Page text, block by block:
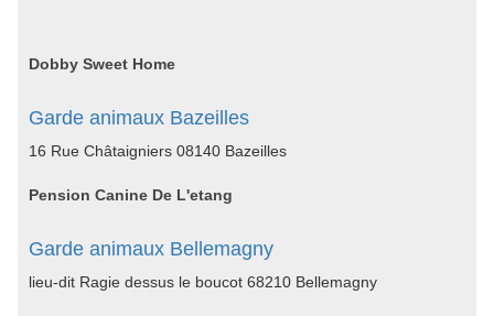
Dobby Sweet Home
Garde animaux Bazeilles
16 Rue Châtaigniers 08140 Bazeilles
Pension Canine De L'etang
Garde animaux Bellemagny
lieu-dit Ragie dessus le boucot 68210 Bellemagny